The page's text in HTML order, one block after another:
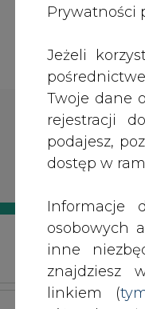
Prywatności
Jeżeli
Twoje dane
rejestracji
podajesz,
dostęp w
Informacje
osobowych
inne
znajdziesz
linkiem (